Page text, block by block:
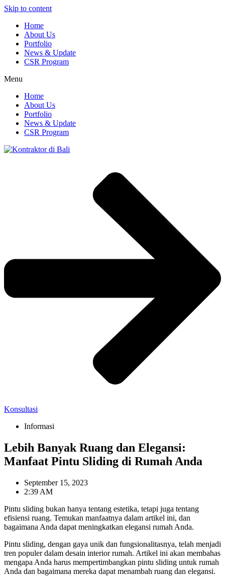
Skip to content
Home
About Us
Portfolio
News & Update
CSR Program
Menu
Home
About Us
Portfolio
News & Update
CSR Program
Konsultasi
Informasi
Lebih Banyak Ruang dan Elegansi:
Manfaat Pintu Sliding di Rumah Anda
September 15, 2023
2:39 AM
Pintu sliding bukan hanya tentang estetika, tetapi juga tentang
efisiensi ruang. Temukan manfaatnya dalam artikel ini, dan
bagaimana Anda dapat meningkatkan elegansi rumah Anda.
Pintu sliding, dengan gaya unik dan fungsionalitasnya, telah menjadi
tren populer dalam desain interior rumah. Artikel ini akan membahas
mengapa Anda harus mempertimbangkan pintu sliding untuk rumah
Anda dan bagaimana mereka dapat menambah ruang dan elegansi.